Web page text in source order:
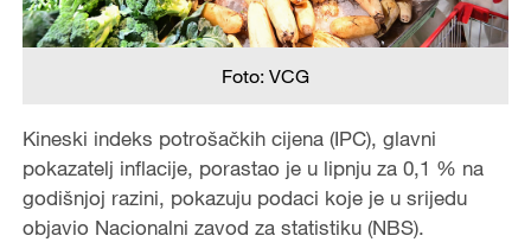
Foto: VCG
Kineski indeks potrošačkih cijena (IPC), glavni
pokazatelj inflacije, porastao je u lipnju za 0,1 % na
godišnjoj razini, pokazuju podaci koje je u srijedu
objavio Nacionalni zavod za statistiku (NBS).